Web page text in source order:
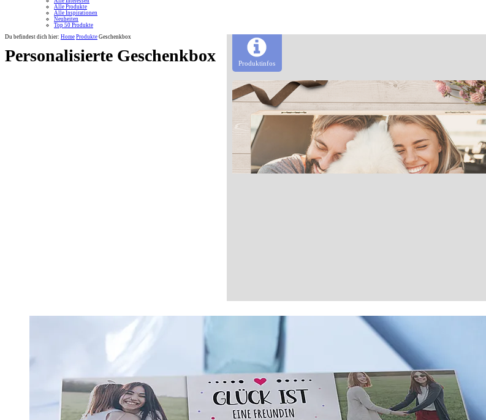
Alle Produkte
Alle Inspirationen
Neuheiten
Top 50 Produkte
Du befindest dich hier: Home Produkte Geschenkbox
Personalisierte Geschenkbox Produktinfos